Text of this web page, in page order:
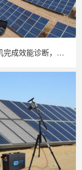
不停机完成效能诊断，苏州 LAILX LX‑PE93 逆变器综合测试仪筑牢光伏电站效能底座